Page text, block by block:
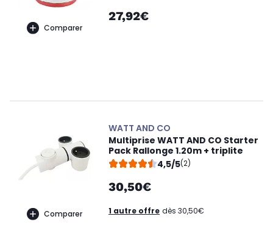
Comparer
27,92€
Comparer
WATT AND CO
Multiprise WATT AND CO Starter
Pack Rallonge 1.20m + triplite
4,5/5(2)
30,50€
1 autre offre dès 30,50€